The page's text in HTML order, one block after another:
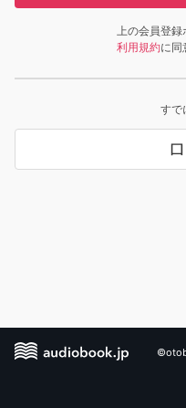
上の会員登録
利用規約に同
すで